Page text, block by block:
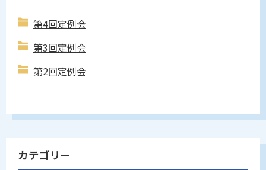
第4回定例会
第3回定例会
第2回定例会
カテゴリー